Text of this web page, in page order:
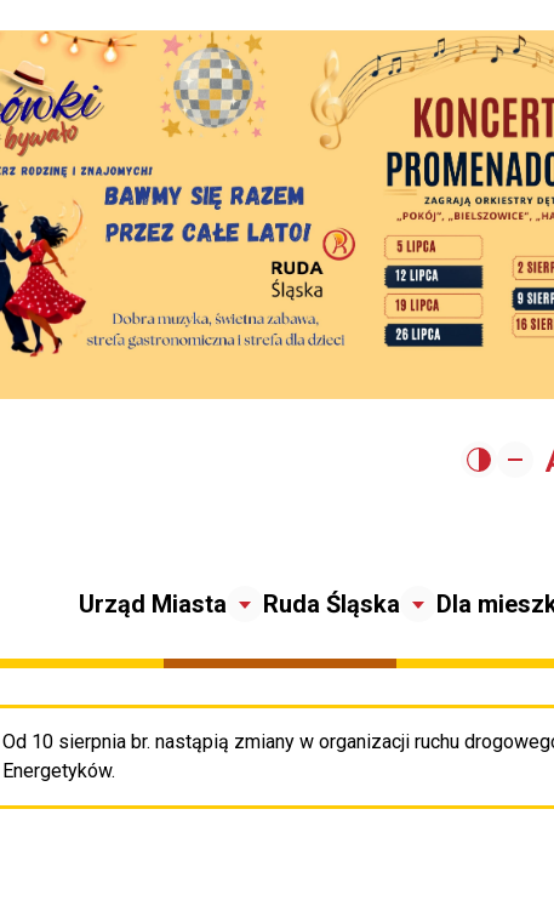
Urząd Miasta Ruda Śląska Dla
Od 10 sierpnia br. nastąpią zmiany w organizacji ruchu
Energetyków.